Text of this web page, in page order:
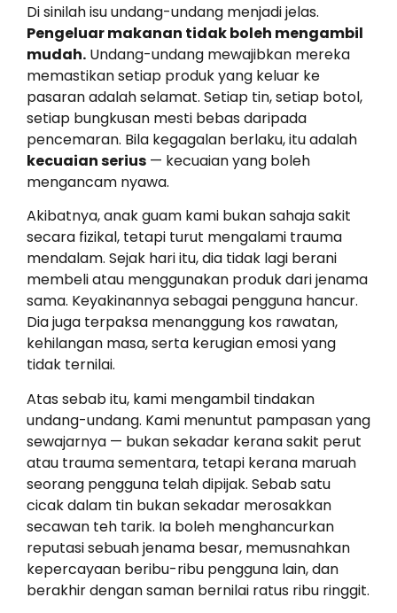
Di sinilah isu undang-undang menjadi jelas.
Pengeluar makanan tidak boleh mengambil
mudah. Undang-undang mewajibkan mereka
memastikan setiap produk yang keluar ke
pasaran adalah selamat. Setiap tin, setiap botol,
setiap bungkusan mesti bebas daripada
pencemaran. Bila kegagalan berlaku, itu adalah
kecuaian serius — kecuaian yang boleh
mengancam nyawa.
Akibatnya, anak guam kami bukan sahaja sakit
secara fizikal, tetapi turut mengalami trauma
mendalam. Sejak hari itu, dia tidak lagi berani
membeli atau menggunakan produk dari jenama
sama. Keyakinannya sebagai pengguna hancur.
Dia juga terpaksa menanggung kos rawatan,
kehilangan masa, serta kerugian emosi yang
tidak ternilai.
Atas sebab itu, kami mengambil tindakan
undang-undang. Kami menuntut pampasan yang
sewajarnya — bukan sekadar kerana sakit perut
atau trauma sementara, tetapi kerana maruah
seorang pengguna telah dipijak. Sebab satu
cicak dalam tin bukan sekadar merosakkan
secawan teh tarik. Ia boleh menghancurkan
reputasi sebuah jenama besar, memusnahkan
kepercayaan beribu-ribu pengguna lain, dan
berakhir dengan saman bernilai ratus ribu ringgit.